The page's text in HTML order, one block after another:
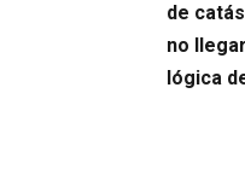
de
no
lógica